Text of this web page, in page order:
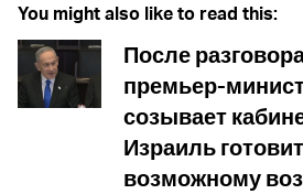
You might also like to read this:
После
премьер-
созывает
Израиль
возможному